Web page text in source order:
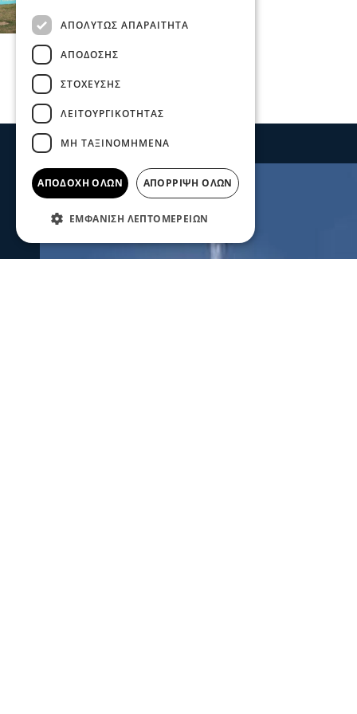
ΑΠΟΛΎΤΩΣ ΑΠΑΡΑΊΤΗΤΑ
ΑΠΌΔΟΣΗΣ
ΣΤΌΧΕΥΣΗΣ
ΛΕΙΤΟΥΡΓΙΚΌΤΗΤΑΣ
ΜΗ ΤΑΞΙΝΟΜΗΜΈΝΑ
ΑΠΟΔΟΧΉ ΌΛΩΝ ΑΠΌΡΡΙΨΗ ΌΛΩΝ
ΕΜΦΆΝΙΣΗ ΛΕΠΤΟΜΕΡΕΙΏΝ